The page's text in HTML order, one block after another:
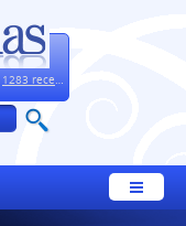
1283 recenzií